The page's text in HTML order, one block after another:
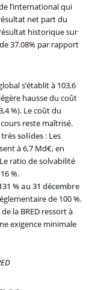
l’international qui
net part du
historique sur
37.08% par rapport
s’établit à 103,6
hausse du coût
%). Le coût du
reste maîtrisé.
solides: Les
à 6,7 Md€, en
ratio de solvabilité
%.
% au 31 décembre
de 100 %.
la BRED ressort à
exigence minimale